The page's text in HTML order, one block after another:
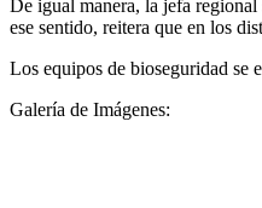
De igual manera, la jefa
ese sentido, reitera que en los
Los equipos de bioseguridad se
Galería de Imágenes: